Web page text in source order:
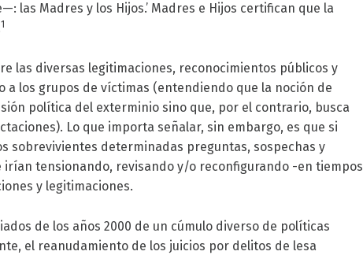
las Madres y los Hijos.’ Madres e Hijos certifican que la
1
las diversas legitimaciones, reconocimientos públicos y
a los grupos de víctimas (entendiendo que la noción de
política del exterminio sino que, por el contrario, busca
Lo que importa señalar, sin embargo, es que si
sobrevivientes determinadas preguntas, sospechas y
irían tensionando, revisando y/o reconfigurando -en tiempos
y legitimaciones.
de los años 2000 de un cúmulo diverso de políticas
el reanudamiento de los juicios por delitos de lesa